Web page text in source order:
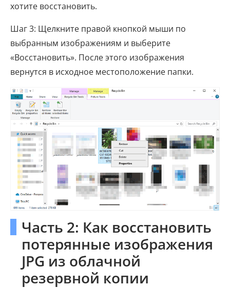
хотите восстановить.
Шаг 3: Щелкните правой кнопкой мыши по
выбранным изображениям и выберите
«Восстановить». После этого изображения
вернутся в исходное местоположение папки.
Часть 2: Как восстановить
потерянные изображения
JPG из облачной
резервной копии